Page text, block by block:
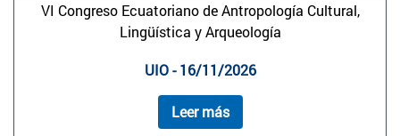
VI Congreso Ecuatoriano de Antropología Cultural,
Lingüística y Arqueología
UIO - 16/11/2026
Leer más